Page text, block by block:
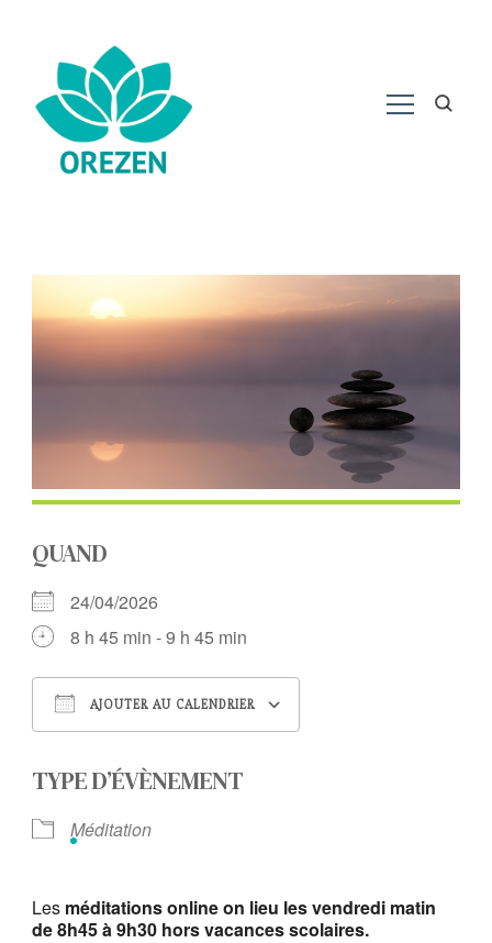
QUAND
24/04/2026
8 h 45 min - 9 h 45 min
AJOUTER AU CALENDRIER
TYPE D’ÉVÈNEMENT
Méditation
Les méditations online on lieu les vendredi matin
de 8h45 à 9h30 hors vacances scolaires.